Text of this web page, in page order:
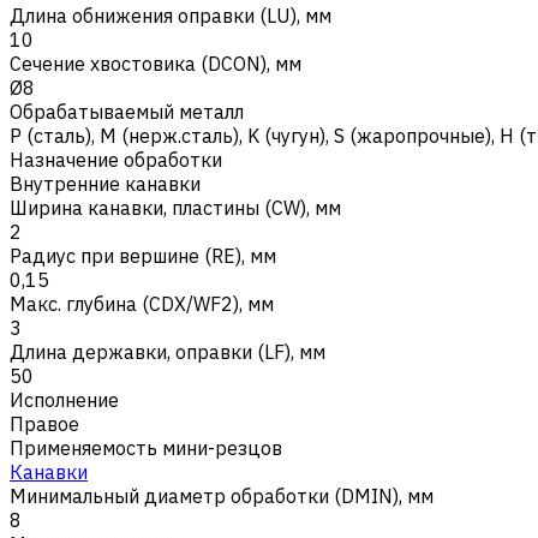
Длина обнижения оправки (LU), мм
10
Сечение хвостовика (DCON), мм
Ø8
Обрабатываемый металл
Р (сталь), M (нерж.сталь), K (чугун), S (жаропрочные), H
Назначение обработки
Внутренние канавки
Ширина канавки, пластины (CW), мм
2
Радиус при вершине (RE), мм
0,15
Макс. глубина (CDX/WF2), мм
3
Длина державки, оправки (LF), мм
50
Исполнение
Правое
Применяемость мини-резцов
Канавки
Минимальный диаметр обработки (DMIN), мм
8